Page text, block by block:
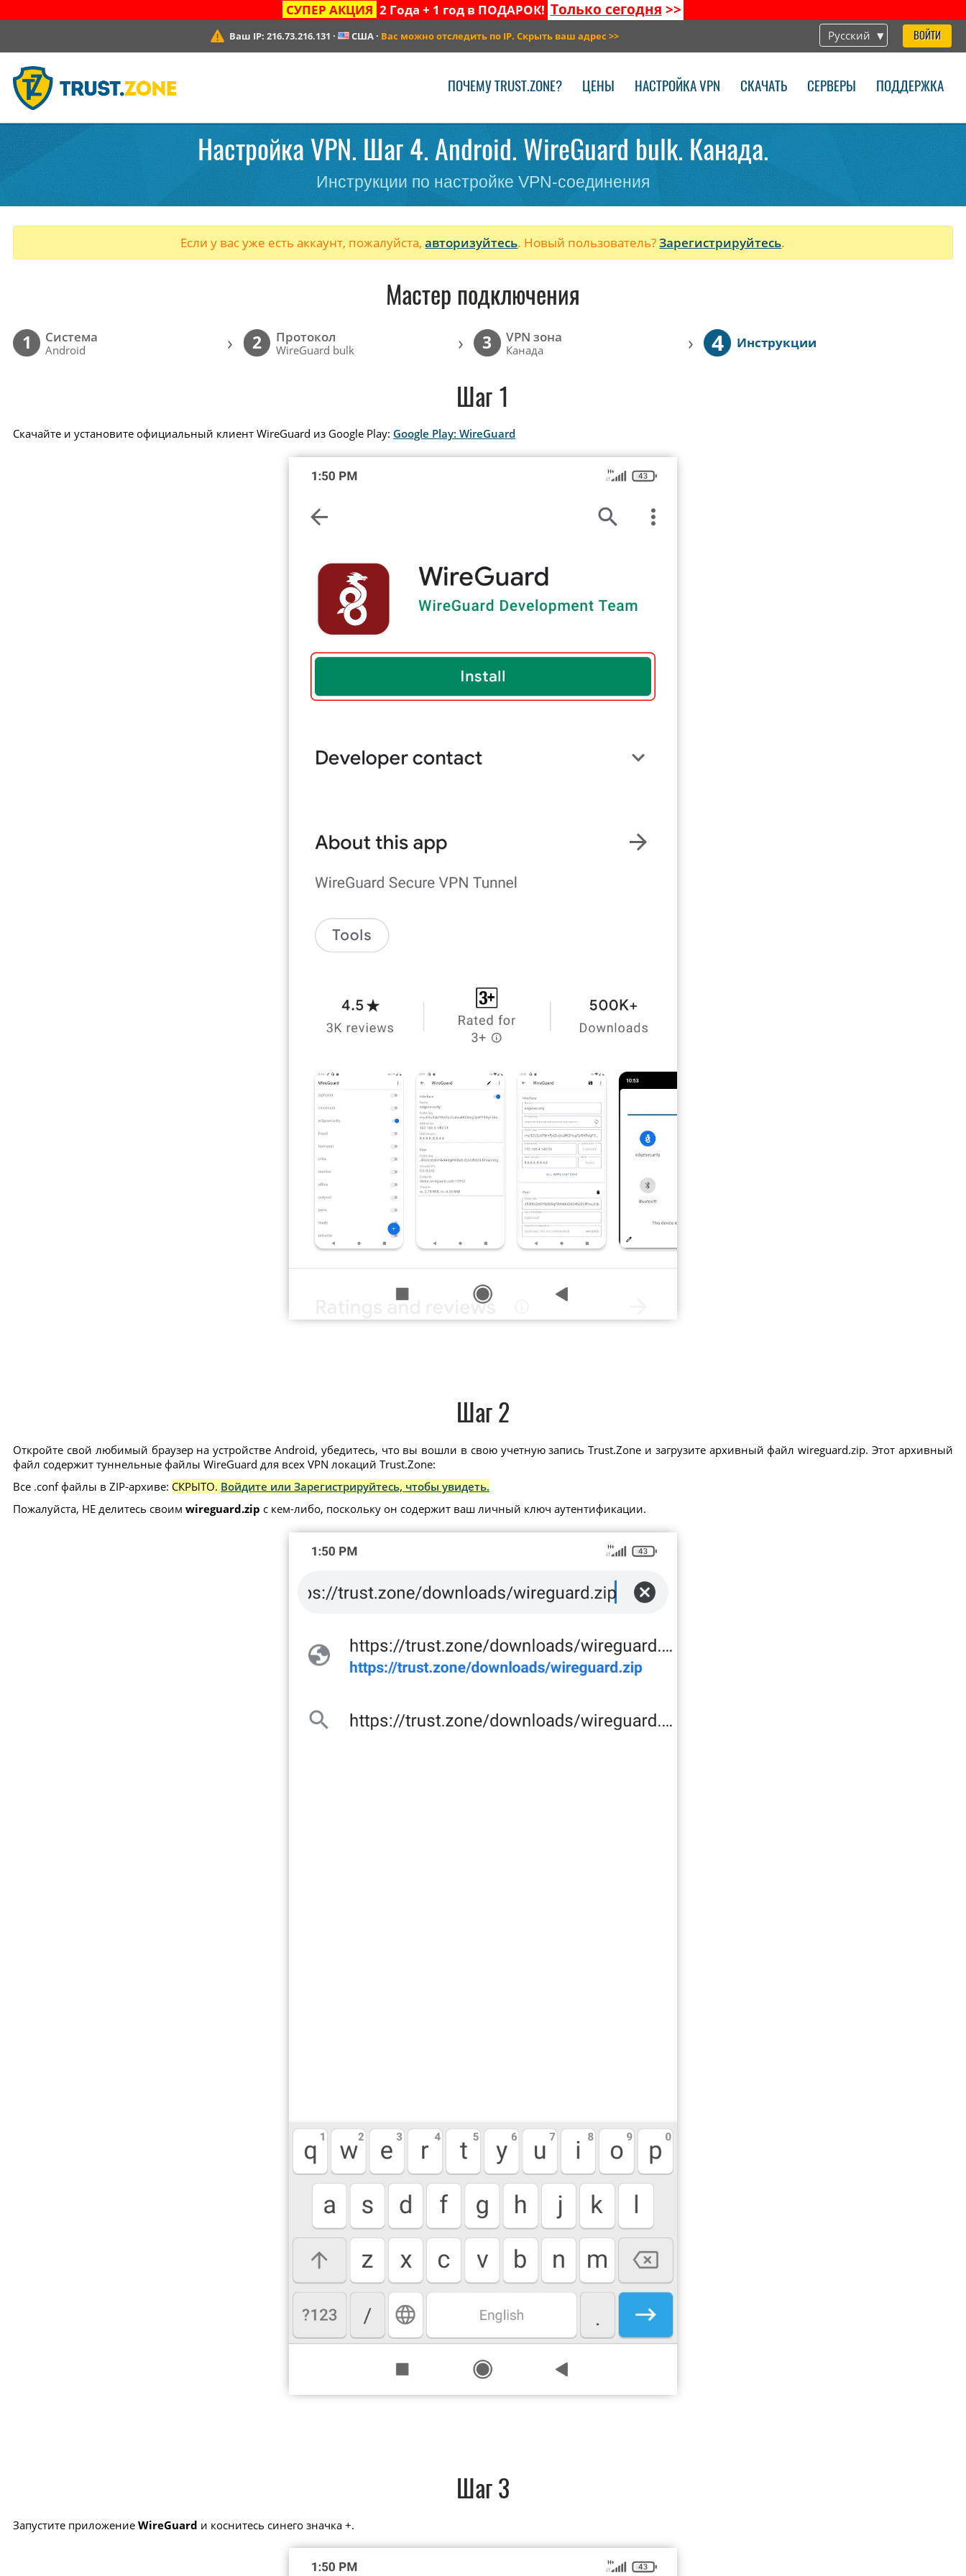
СУПЕР АКЦИЯ 2 Года + 1 год в ПОДАРОК! Только сегодня >>
Русский ВОЙТИ
Ваш IP:216.73.216.131 · США· Вас можно отследить по IP. Скрыть ваш адрес >>
ПОЧЕМУ TRUST.ZONE? ЦЕНЫ НАСТРОЙКА VPN СКАЧАТЬ СЕРВЕРЫ ПОДДЕРЖКА
Настройка VPN. Шаг 4. Android. WireGuard bulk. Канада.
Инструкции по настройке VPN-соединения
Если у вас уже есть аккаунт, пожалуйста,авторизуйтесь. Новый пользователь?Зарегистрируйтесь.
Мастер подключения
1 Cистема
Android › 2 Протокол
WireGuard bulk › 3 VPN зона
Канада › 4 Инструкции
Шаг 1
Скачайте и установите официальный клиент WireGuard из Google Play: Google Play: WireGuard
Шаг 2
Откройте свой любимый браузер на устройстве Android, убедитесь, что вы вошли в свою учетную запись Trust.Zone и загрузите архивный файл wireguard.zip. Этот архивный
файл содержит туннельные файлы WireGuard для всех VPN локаций Trust.Zone:
Все .conf файлы в ZIP-архиве: СКРЫТО. Войдите или Зарегистрируйтесь, чтобы увидеть.
Пожалуйста, НЕ делитесь своимwireguard.zip с кем-либо, поскольку он содержит ваш личный ключ аутентификации.
Шаг 3
Запустите приложениеWireGuard и коснитесь синего значка +.